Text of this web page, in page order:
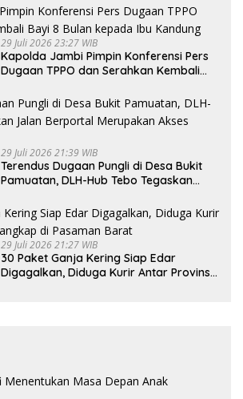
29 Juli 2026 23:27 WIB
Kapolda Jambi Pimpin Konferensi Pers
Dugaan TPPO dan Serahkan Kembali
29 Juli 2026 21:39 WIB
Terendus Dugaan Pungli di Desa Bukit
Pamuatan, DLH-Hub Tebo Tegaskan
Umum
29 Juli 2026 21:27 WIB
30 Paket Ganja Kering Siap Edar
Digagalkan, Diduga Kurir Antar Provinsi